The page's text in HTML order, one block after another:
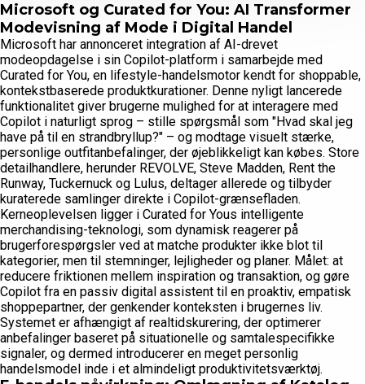
Microsoft og Curated for You: AI Transformer
Modevisning af Mode i Digital Handel
Microsoft har annonceret integration af AI-drevet
modeopdagelse i sin Copilot-platform i samarbejde med
Curated for You, en lifestyle-handelsmotor kendt for shoppable,
kontekstbaserede produktkurationer. Denne nyligt lancerede
funktionalitet giver brugerne mulighed for at interagere med
Copilot i naturligt sprog – stille spørgsmål som "Hvad skal jeg
have på til en strandbryllup?" – og modtage visuelt stærke,
personlige outfitanbefalinger, der øjeblikkeligt kan købes. Store
detailhandlere, herunder REVOLVE, Steve Madden, Rent the
Runway, Tuckernuck og Lulus, deltager allerede og tilbyder
kuraterede samlinger direkte i Copilot-grænsefladen.
Kerneoplevelsen ligger i Curated for Yous intelligente
merchandising-teknologi, som dynamisk reagerer på
brugerforespørgsler ved at matche produkter ikke blot til
kategorier, men til stemninger, lejligheder og planer. Målet: at
reducere friktionen mellem inspiration og transaktion, og gøre
Copilot fra en passiv digital assistent til en proaktiv, empatisk
shoppepartner, der genkender konteksten i brugernes liv.
Systemet er afhængigt af realtidskurering, der optimerer
anbefalinger baseret på situationelle og samtalespecifikke
signaler, og dermed introducerer en meget personlig
handelsmodel inde i et almindeligt produktivitetsværktøj.